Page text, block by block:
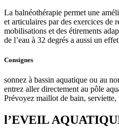
La balnéothérapie permet une
et articulaires par des exercices de
mobilisations et des étirements
de l’eau à 32 degrés a aussi un
Consignes
sonnez à bassin aquatique ou au
entrez aller directement au pôle
Prévoyez maillot de bain, serviette,
l’EVEIL